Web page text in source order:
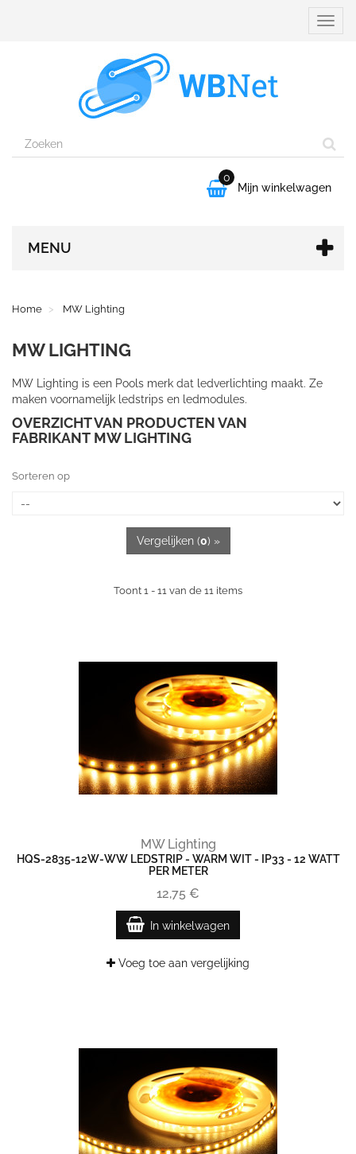

0
Mijn winkelwagen
MENU
Home MW Lighting
MW LIGHTING
MW Lighting is een Pools merk dat ledverlichting maakt. Ze
maken voornamelijk ledstrips en ledmodules.
OVERZICHT VAN PRODUCTEN VAN
FABRIKANT MW LIGHTING
Sorteren op
Vergelijken (0) »
Toont 1 - 11 van de 11 items
MW Lighting
HQS-2835-12W-WW LEDSTRIP - WARM WIT - IP33 - 12 WATT
PER METER
12,75 €
In winkelwagen
Voeg toe aan vergelijking